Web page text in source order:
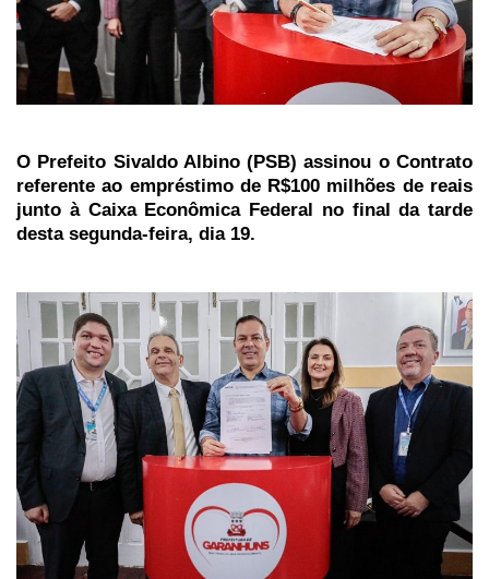
O Prefeito Sivaldo Albino (PSB) assinou o Contrato
referente ao empréstimo de R$100 milhões de reais
junto à Caixa Econômica Federal no final da tarde
desta segunda-feira, dia 19.